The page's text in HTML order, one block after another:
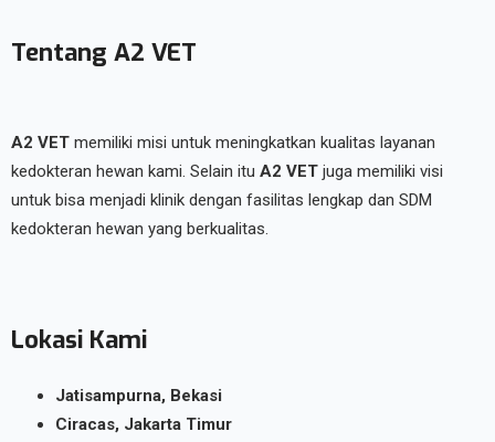
Tentang A2 VET
A2 VET memiliki misi untuk meningkatkan kualitas layanan
kedokteran hewan kami. Selain itu A2 VET juga memiliki visi
untuk bisa menjadi klinik dengan fasilitas lengkap dan SDM
kedokteran hewan yang berkualitas.
Lokasi Kami
Jatisampurna, Bekasi
Ciracas, Jakarta Timur